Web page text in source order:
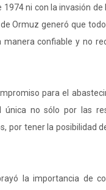
ni con la invasión de
Ormuz generó que
confiable y no
para el
no sólo por las
por tener la posibilidad
la importancia de